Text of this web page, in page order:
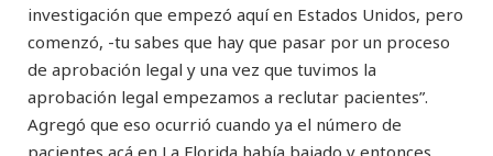
investigación que empezó aquí en Estados Unidos, pero
comenzó, -tu sabes que hay que pasar por un proceso
de aprobación legal y una vez que tuvimos la
aprobación legal empezamos a reclutar pacientes”.
Agregó que eso ocurrió cuando ya el número de